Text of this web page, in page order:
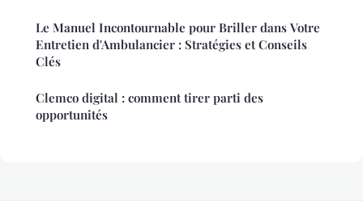
Le Manuel Incontournable pour Briller dans Votre
Entretien d'Ambulancier : Stratégies et Conseils
Clés
Clemco digital : comment tirer parti des
opportunités